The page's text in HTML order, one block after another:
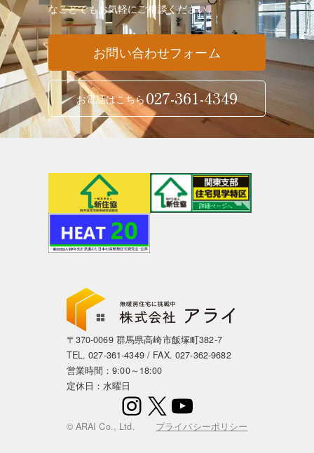
なことでもお気軽にご相談ください。
お問い合わせフォーム
お電話はこちら 027-361-4349
〒370-0069 群馬県高崎市飯塚町382-7
TEL.027-361-4349/ FAX. 027-362-9682
営業時間：9:00～18:00
定休日：水曜日
Instagram
X YouTube
© ARAI Co., Ltd. プライバシーポリシー